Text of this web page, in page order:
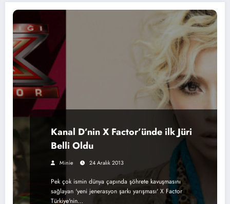
Kanal D’nin X Factor’ünde ilk Jüri
Belli Oldu
Minie 24 Aralık 2013
Pek çok ismin dünya çapında şöhrete kavuşmasını
sağlayan 'yeni jenerasyon şarkı yarışması' X Factor
Türkiye'nin…